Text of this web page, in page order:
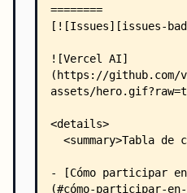
│   │   │
│   │   ├──
│   │   │   ├──
│   │   │   ├──
│   │   │   └──
│   │   │
│   │   │
│   │       ├──
│   │       ├──